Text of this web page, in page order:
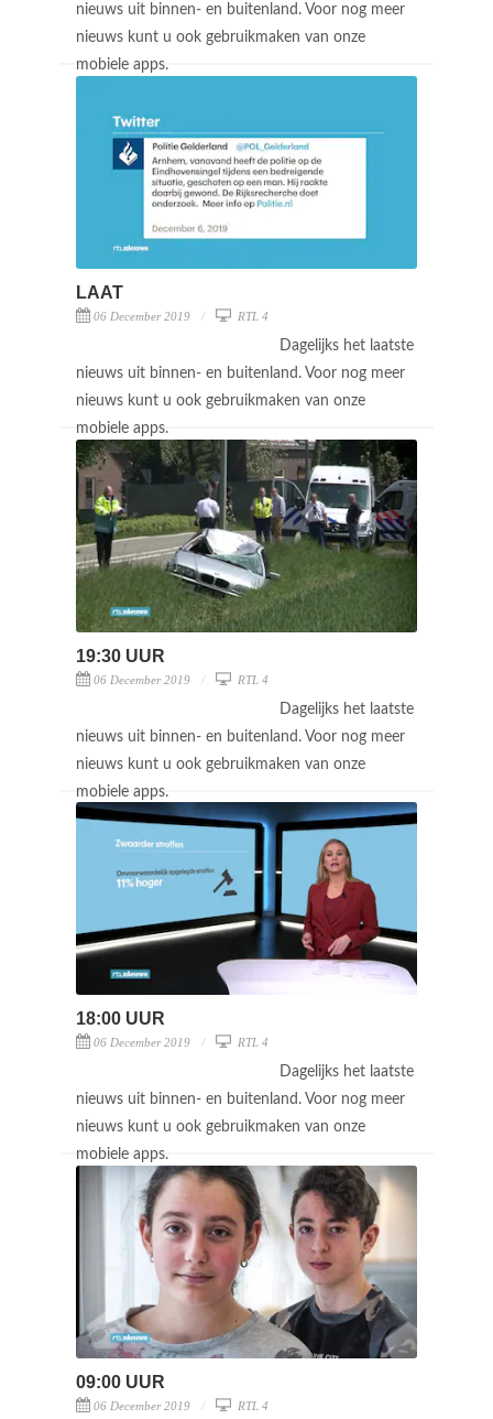
nieuws uit binnen- en buitenland. Voor nog meer
nieuws kunt u ook gebruikmaken van onze
mobiele apps.
LAAT
06 December 2019 RTL 4
Dagelijks het laatste
nieuws uit binnen- en buitenland. Voor nog meer
nieuws kunt u ook gebruikmaken van onze
mobiele apps.
19:30 UUR
06 December 2019 RTL 4
Dagelijks het laatste
nieuws uit binnen- en buitenland. Voor nog meer
nieuws kunt u ook gebruikmaken van onze
mobiele apps.
18:00 UUR
06 December 2019 RTL 4
Dagelijks het laatste
nieuws uit binnen- en buitenland. Voor nog meer
nieuws kunt u ook gebruikmaken van onze
mobiele apps.
09:00 UUR
06 December 2019 RTL 4